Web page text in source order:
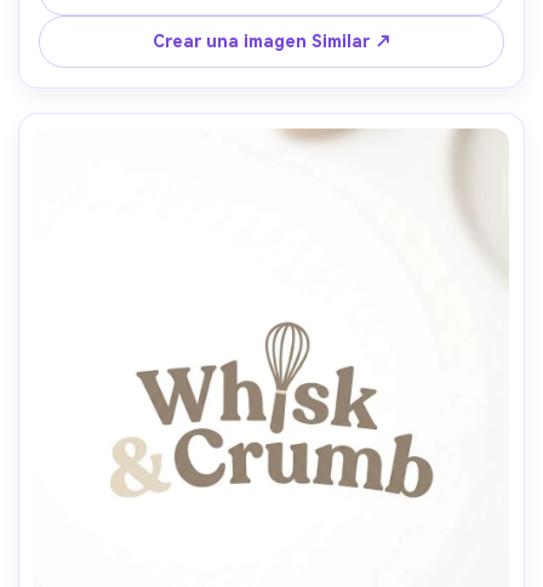
lente de 85 mm, profundidad de campo poco profunda,
iluminación cinematográfica suave- -ar 4:5
Crear una imagen Similar ↗